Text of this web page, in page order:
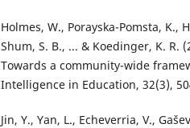
Holmes, W., Porayska-Pomsta, K.,
Shum, S. B., ... & Koedinger, K. R.
Towards a community-wide
Intelligence in Education, 32(3),
Jin, Y., Yan, L., Echeverria, V.,